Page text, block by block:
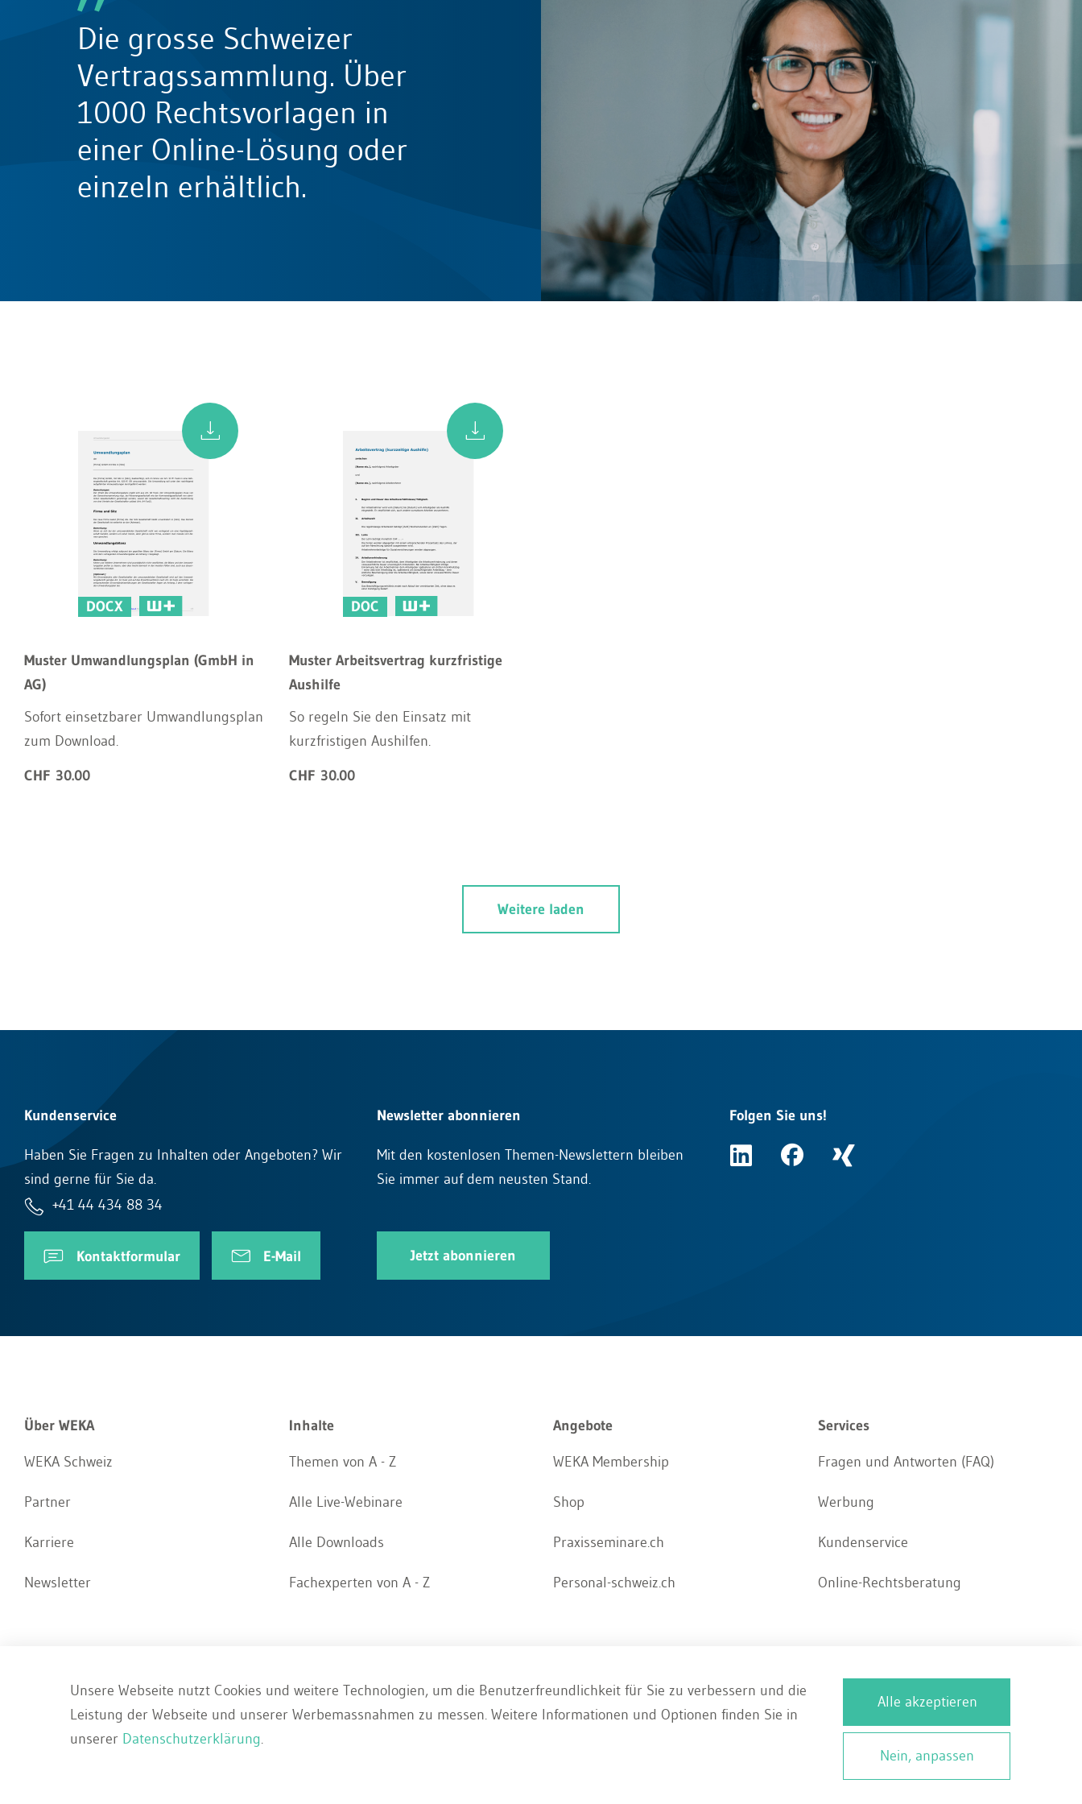
Datenschutz und IT-Recht
Musterverträge
Die grosse Schweizer
Vertragssammlung. Über
1000 Rechtsvorlagen in
einer Online-Lösung oder
einzeln erhältlich.
DOCX
Muster Umwandlungsplan (GmbH in
AG)
Sofort einsetzbarer Umwandlungsplan
zum Download.
CHF 30.00
DOC
Muster Arbeitsvertrag kurzfristige
Aushilfe
So regeln Sie den Einsatz mit
kurzfristigen Aushilfen.
CHF 30.00
Weitere laden
Kundenservice
Haben Sie Fragen zu Inhalten oder Angeboten? Wir
sind gerne für Sie da.
+41 44 434 88 34
Kontaktformular E-Mail
Newsletter abonnieren
Mit den kostenlosen Themen-Newslettern bleiben
Sie immer auf dem neusten Stand.
Jetzt abonnieren
Folgen Sie uns!
Über WEKA
WEKA Schweiz
Partner
Karriere
Newsletter
Inhalte
Themen von A - Z
Alle Live-Webinare
Alle Downloads
Fachexperten von A - Z
Angebote
WEKA Membership
Shop
Praxisseminare.ch
Personal-schweiz.ch
Services
Fragen und Antworten (FAQ)
Werbung
Kundenservice
Online-Rechtsberatung
Impressum AGB Datenschutz Whistleblowing Portal Kontakt
© 2026 WEKA Business Media AG, Zürich
Unsere Webseite nutzt Cookies und weitere Technologien, um die Benutzerfreundlichkeit für Sie zu verbessern und die
Leistung der Webseite und unserer Werbemassnahmen zu messen. Weitere Informationen und Optionen finden Sie in
unserer Datenschutzerklärung.
Alle akzeptieren
Nein, anpassen